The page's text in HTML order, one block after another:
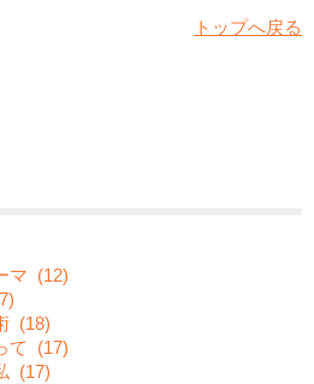
トップへ戻る
マ (12)
(18)
て
(17)
(17)